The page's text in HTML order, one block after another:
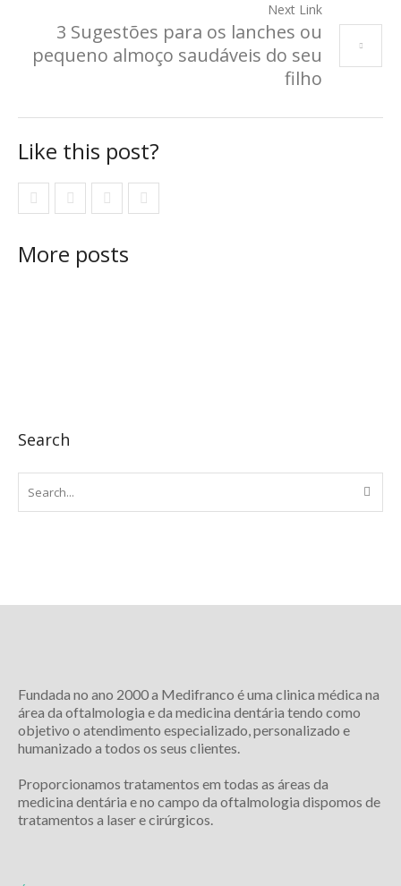
Next Link
3 Sugestões para os lanches ou
pequeno almoço saudáveis do seu
filho
Like this post?
More posts
Search
Fundada no ano 2000 a Medifranco é uma clinica médica na
área da oftalmologia e da medicina dentária tendo como
objetivo o atendimento especializado, personalizado e
humanizado a todos os seus clientes.
Proporcionamos tratamentos em todas as áreas da
medicina dentária e no campo da oftalmologia dispomos de
tratamentos a laser e cirúrgicos.